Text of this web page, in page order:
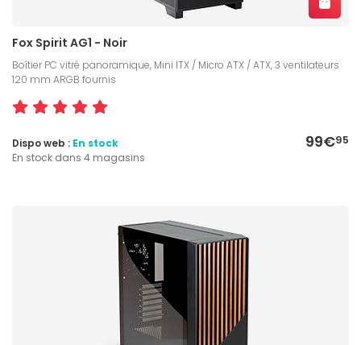
Fox Spirit AG1 - Noir
Boîtier PC vitré panoramique, Mini ITX / Micro ATX / ATX, 3 ventilateurs
120 mm ARGB fournis
99€95
Dispo web : En stock
En stock dans 4 magasins